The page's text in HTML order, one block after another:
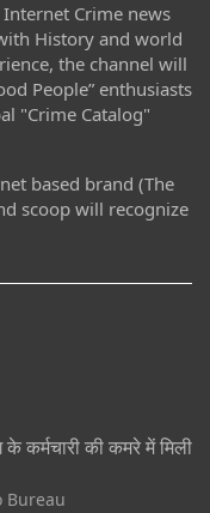
Crime news
History and world
the channel will
People” enthusiasts
"Crime Catalog"
based brand (The
scoop will recognize
कर्मचारी की कमरे में मिली
Bureau